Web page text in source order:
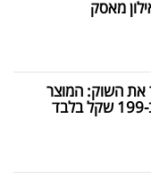
מאסק
את השוק: המוצר